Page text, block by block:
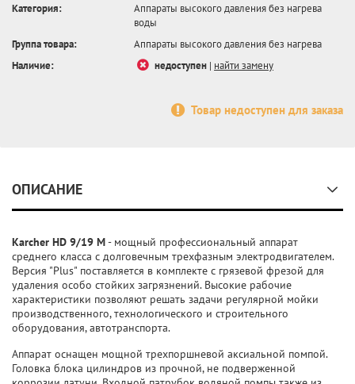
Категория:
Аппараты высокого давления без нагрева
воды
Группа товара:
Аппараты высокого давления без нагрева
Наличие:
недоступен | найти замену
Товар недоступен для заказа
ОПИСАНИЕ
Karcher HD 9/19 М- мощный профессиональный аппарат
среднего класса с долговечным трехфазным электродвигателем.
Версия "Plus" поставляется в комплекте с грязевой фрезой для
удаления особо стойких загрязнений. Высокие рабочие
характеристики позволяют решать задачи регулярной мойки
производственного, технологического и строительного
оборудования, автотранспорта.
Аппарат оснащен мощной трехпоршневой аксиальной помпой.
Головка блока цилиндров из прочной, не подверженной